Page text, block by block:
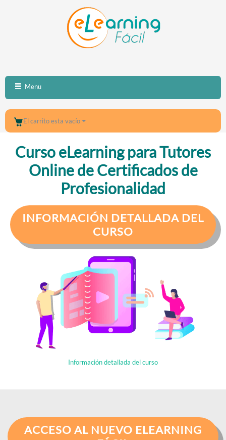
Menu
El carrito esta vacío
Curso eLearning para Tutores
Online de Certificados de
Profesionalidad
INFORMACIÓN DETALLADA DEL
CURSO
Información detallada del curso
ACCESO AL NUEVO ELEARNING